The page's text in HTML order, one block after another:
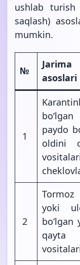
ushlab turish
saqlash)
mumkin.
№
asoslari
1
paydo
oldini
2
yoki
qayta